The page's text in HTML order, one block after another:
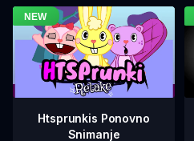
Htsprunkis Ponovno
Snimanje